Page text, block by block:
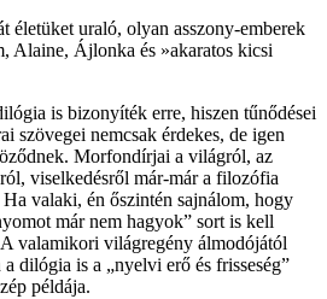
életüket uraló, olyan asszony-emberek
Alaine, Ájlonka és »akaratos kicsi
is bizonyíték erre, hiszen tűnődései
szövegei nemcsak érdekes, de igen
Morfondírjai a világról, az
viselkedésről már-már a filozófia
valaki, én őszintén sajnálom, hogy
már nem hagyok” sort is kell
valamikori világregény álmodójától
dilógia is a „nyelvi erő és frisseség”
példája.